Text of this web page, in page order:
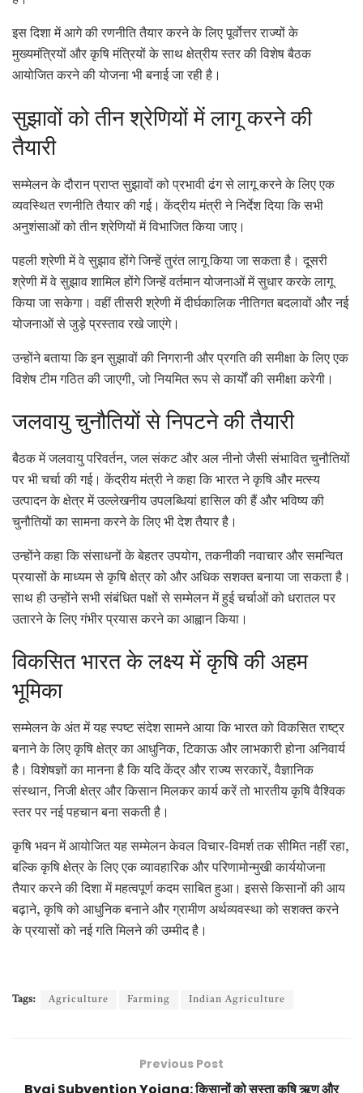
इस दिशा में आगे की रणनीति तैयार करने के लिए पूर्वोत्तर राज्यों के
मुख्यमंत्रियों और कृषि मंत्रियों के साथ क्षेत्रीय स्तर की विशेष बैठक
आयोजित करने की योजना भी बनाई जा रही है।
सुझावों को तीन श्रेणियों में लागू करने की
तैयारी
सम्मेलन के दौरान प्राप्त सुझावों को प्रभावी ढंग से लागू करने के लिए एक
व्यवस्थित रणनीति तैयार की गई। केंद्रीय मंत्री ने निर्देश दिया कि सभी
अनुशंसाओं को तीन श्रेणियों में विभाजित किया जाए।
पहली श्रेणी में वे सुझाव होंगे जिन्हें तुरंत लागू किया जा सकता है। दूसरी
श्रेणी में वे सुझाव शामिल होंगे जिन्हें वर्तमान योजनाओं में सुधार करके लागू
किया जा सकेगा। वहीं तीसरी श्रेणी में दीर्घकालिक नीतिगत बदलावों और नई
योजनाओं से जुड़े प्रस्ताव रखे जाएंगे।
उन्होंने बताया कि इन सुझावों की निगरानी और प्रगति की समीक्षा के लिए एक
विशेष टीम गठित की जाएगी, जो नियमित रूप से कार्यों की समीक्षा करेगी।
जलवायु चुनौतियों से निपटने की तैयारी
बैठक में जलवायु परिवर्तन, जल संकट और अल नीनो जैसी संभावित चुनौतियों
पर भी चर्चा की गई। केंद्रीय मंत्री ने कहा कि भारत ने कृषि और मत्स्य
उत्पादन के क्षेत्र में उल्लेखनीय उपलब्धियां हासिल की हैं और भविष्य की
चुनौतियों का सामना करने के लिए भी देश तैयार है।
उन्होंने कहा कि संसाधनों के बेहतर उपयोग, तकनीकी नवाचार और समन्वित
प्रयासों के माध्यम से कृषि क्षेत्र को और अधिक सशक्त बनाया जा सकता है।
साथ ही उन्होंने सभी संबंधित पक्षों से सम्मेलन में हुई चर्चाओं को धरातल पर
उतारने के लिए गंभीर प्रयास करने का आह्वान किया।
विकसित भारत के लक्ष्य में कृषि की अहम
भूमिका
सम्मेलन के अंत में यह स्पष्ट संदेश सामने आया कि भारत को विकसित राष्ट्र
बनाने के लिए कृषि क्षेत्र का आधुनिक, टिकाऊ और लाभकारी होना अनिवार्य
है। विशेषज्ञों का मानना है कि यदि केंद्र और राज्य सरकारें, वैज्ञानिक
संस्थान, निजी क्षेत्र और किसान मिलकर कार्य करें तो भारतीय कृषि वैश्विक
स्तर पर नई पहचान बना सकती है।
कृषि भवन में आयोजित यह सम्मेलन केवल विचार-विमर्श तक सीमित नहीं रहा,
बल्कि कृषि क्षेत्र के लिए एक व्यावहारिक और परिणामोन्मुखी कार्ययोजना
तैयार करने की दिशा में महत्वपूर्ण कदम साबित हुआ। इससे किसानों की आय
बढ़ाने, कृषि को आधुनिक बनाने और ग्रामीण अर्थव्यवस्था को सशक्त करने
के प्रयासों को नई गति मिलने की उम्मीद है।
Tags: Agriculture Farming Indian Agriculture
Previous Post